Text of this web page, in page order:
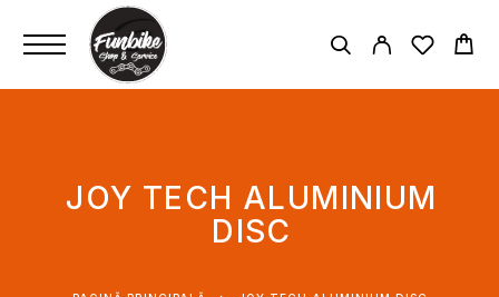
JOY TECH ALUMINIUM
DISC